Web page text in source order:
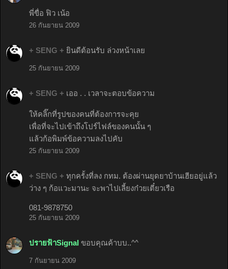
พี่ขื่อ ฟิว เน้อ
26 กันยายน 2009
+ SENG + ยินดีต้อนรับ ล่วงหน้าเลย
25 กันยายน 2009
+ SENG + เออ . . เวลาจะตอบข้อความ
ให้คลิ๊กที่รูปของคนที่ต้องการจะคุย
เพื่อที่จะไปเข้าถึงโปร์ไฟล์ของคนนั้น ๆ
แล้วก้อพิมพ์ข้อความลงไปคับ
25 กันยายน 2009
+ SENG + ทุกครั้งที่ลง กทม. ต้องผ่านยุดยาบ้านเฮียอยู่แล้ว
ว่าง ๆ ก้อแวะมานะ จะพาไปเลี้ยงก๋วยเตี๋ยวเรือ
081-9878750
25 กันยายน 2009
ปรายฟ้าSignal ขอบคุณค้าบบ..^^
7 กันยายน 2009